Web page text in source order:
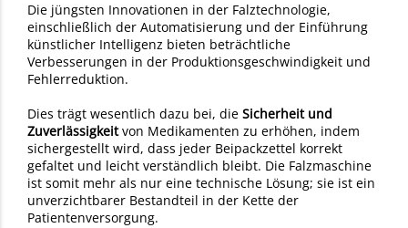
Die jüngsten Innovationen in der Falztechnologie,
einschließlich der Automatisierung und der Einführung
künstlicher Intelligenz bieten beträchtliche
Verbesserungen in der Produktionsgeschwindigkeit und
Fehlerreduktion.
Dies trägt wesentlich dazu bei, die Sicherheit und
Zuverlässigkeitvon Medikamenten zu erhöhen, indem
sichergestellt wird, dass jeder Beipackzettel korrekt
gefaltet und leicht verständlich bleibt. Die Falzmaschine
ist somit mehr als nur eine technische Lösung; sie ist ein
unverzichtbarer Bestandteil in der Kette der
Patientenversorgung.